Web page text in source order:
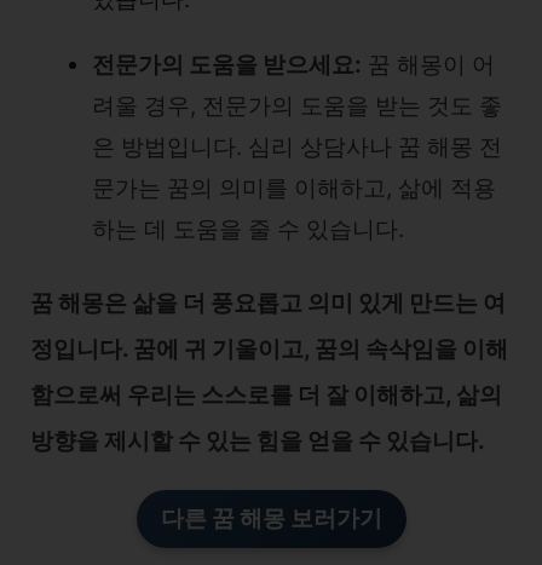
전문가의 도움을 받으세요: 꿈 해몽이 어
려울 경우, 전문가의 도움을 받는 것도 좋
은 방법입니다. 심리 상담사나 꿈 해몽 전
문가는 꿈의 의미를 이해하고, 삶에 적용
하는 데 도움을 줄 수 있습니다.
꿈 해몽은 삶을 더 풍요롭고 의미 있게 만드는 여
정입니다. 꿈에 귀 기울이고, 꿈의 속삭임을 이해
함으로써 우리는 스스로를 더 잘 이해하고, 삶의
방향을 제시할 수 있는 힘을 얻을 수 있습니다.
다른 꿈 해몽 보러가기